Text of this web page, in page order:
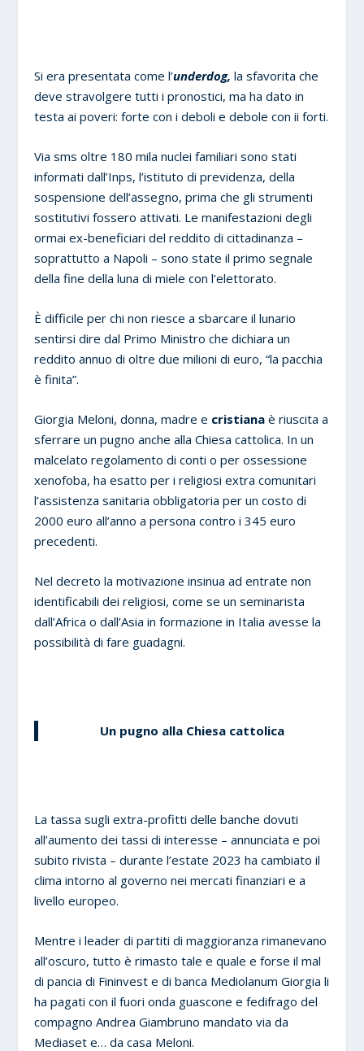
Si era presentata come l’underdog, la sfavorita che
deve stravolgere tutti i pronostici, ma ha dato in
testa ai poveri: forte con i deboli e debole con ii forti.
Via sms oltre 180 mila nuclei familiari sono stati
informati dall’Inps, l’istituto di previdenza, della
sospensione dell’assegno, prima che gli strumenti
sostitutivi fossero attivati. Le manifestazioni degli
ormai ex-beneficiari del reddito di cittadinanza –
soprattutto a Napoli – sono state il primo segnale
della fine della luna di miele con l’elettorato.
È difficile per chi non riesce a sbarcare il lunario
sentirsi dire dal Primo Ministro che dichiara un
reddito annuo di oltre due milioni di euro, “la pacchia
è finita”.
Giorgia Meloni, donna, madre e cristiana è riuscita a
sferrare un pugno anche alla Chiesa cattolica. In un
malcelato regolamento di conti o per ossessione
xenofoba, ha esatto per i religiosi extra comunitari
l’assistenza sanitaria obbligatoria per un costo di
2000 euro all’anno a persona contro i 345 euro
precedenti.
Nel decreto la motivazione insinua ad entrate non
identificabili dei religiosi, come se un seminarista
dall’Africa o dall’Asia in formazione in Italia avesse la
possibilità di fare guadagni.
Un pugno alla Chiesa cattolica
La tassa sugli extra-profitti delle banche dovuti
all’aumento dei tassi di interesse – annunciata e poi
subito rivista – durante l’estate 2023 ha cambiato il
clima intorno al governo nei mercati finanziari e a
livello europeo.
Mentre i leader di partiti di maggioranza rimanevano
all’oscuro, tutto è rimasto tale e quale e forse il mal
di pancia di Fininvest e di banca Mediolanum Giorgia li
ha pagati con il fuori onda guascone e fedifrago del
compagno Andrea Giambruno mandato via da
Mediaset e… da casa Meloni.